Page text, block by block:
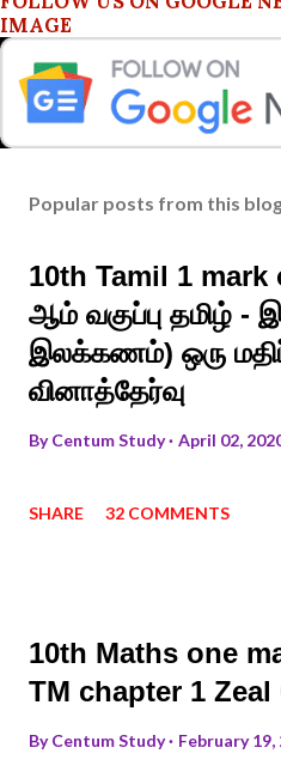
IMAGE
Popular posts from this
10th Tamil 1
ஆம் வகுப்பு தமிழ் -
இலக்கணம்) ஒரு
வினாத்தேர்வு
ByCentum Study April 02,
SHARE 32 COMMENTS
10th Maths one
TM chapter 1
ByCentum Study February 19,